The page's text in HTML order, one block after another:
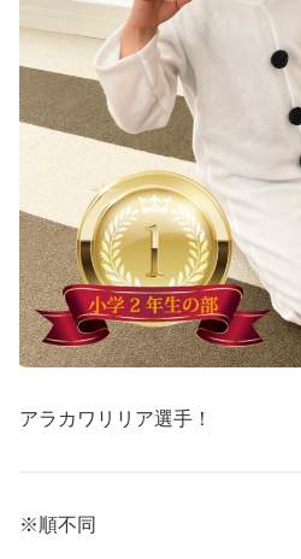
アラカワリリア選手！
※順不同